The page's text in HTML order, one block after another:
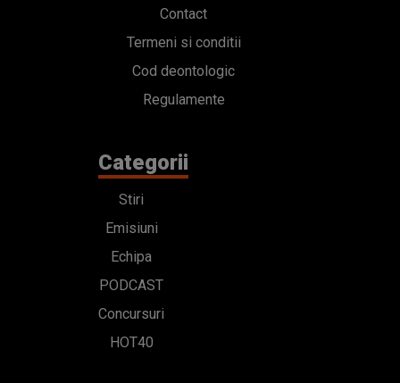
Contact
Termeni si conditii
Cod deontologic
Regulamente
Categorii
Stiri
Emisiuni
Echipa
PODCAST
Concursuri
HOT40